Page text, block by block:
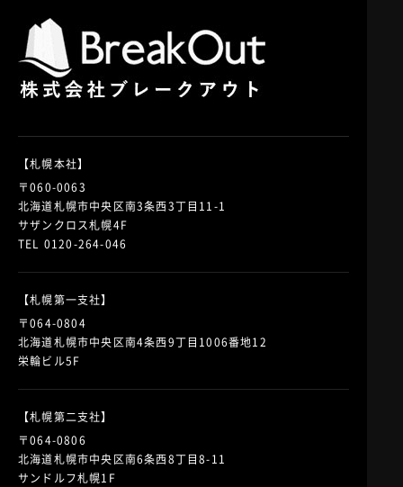
【札幌本社】
〒060-0063
北海道札幌市中央区南3条西3丁目11-1
サザンクロス札幌4F
TEL 0120-264-046
【札幌第一支社】
〒064-0804
北海道札幌市中央区南4条西9丁目1006番地12
栄輪ビル5F
【札幌第二支社】
〒064-0806
北海道札幌市中央区南6条西8丁目8-11
サンドルフ札幌1F